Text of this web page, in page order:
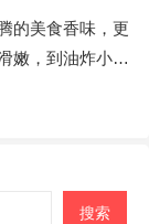
的美食香味，更
嫩，到油炸小…
搜索